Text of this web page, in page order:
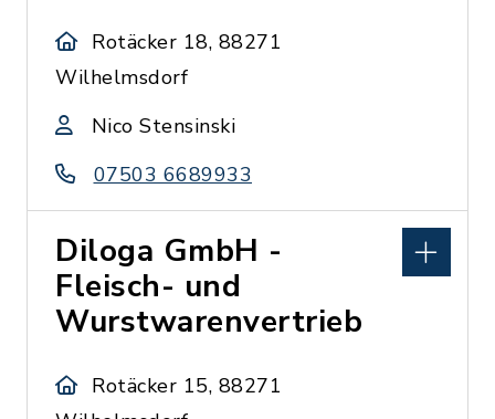
Rotäcker 18, 88271
Wilhelmsdorf
Nico Stensinski
07503 6689933
Diloga GmbH -
Fleisch- und
Wurstwarenvertrieb
Rotäcker 15, 88271